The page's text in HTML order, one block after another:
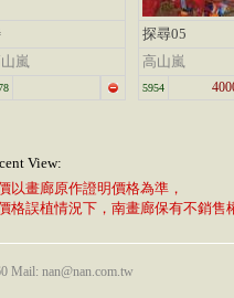
嵐
探尋05
高山嵐
5954
View:
以畫廊原作證明價格為準，
格誤植情況下，南畫廊保有不銷售
Mail: nan@nan.com.tw